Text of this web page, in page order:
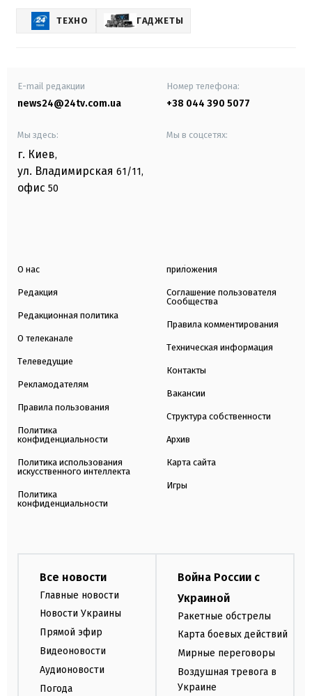
ТЕХНО ГАДЖЕТЫ
E-mail редакции
news24@24tv.com.ua
Номер телефона:
+38 044 390 5077
Мы здесь:
г. Киев,
ул. Владимирская 61/11,
офис 50
Мы в соцсетях:
О нас
Редакция
Редакционная политика
О телеканале
Телеведущие
Рекламодателям
Правила пользования
Политика
конфиденциальности
Политика использования
искусственного интеллекта
Политика
конфиденциальности
приложения
Соглашение пользователя
Сообщества
Правила комментирования
Техническая информация
Контакты
Вакансии
Структура собственности
Архив
Карта сайта
Игры
Все новости
Главные новости
Новости Украины
Прямой эфир
Видеоновости
Аудионовости
Погода
Война России с
Украиной
Ракетные обстрелы
Карта боевых действий
Мирные переговоры
Воздушная тревога в
Украине